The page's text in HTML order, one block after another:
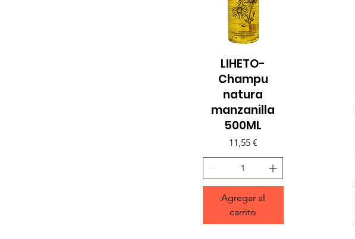
Vista rápida
LIHETO-
Champu
natura
manzanilla
500ML
Precio
11,55 €
Agregar al
carrito